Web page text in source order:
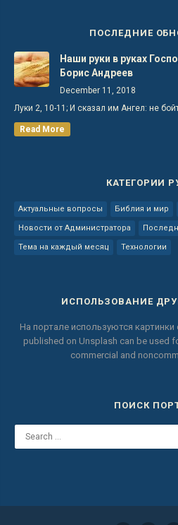
ПОСЛЕДНИЕ
Наши руки в руках
Борис Андреев
December 11, 2018
Луки 2, 10-11; И сказал им Ангел: не
Read More
КАТЕГОРИИ
Актуальные вопросы Библия и мир
Новости от Администратора
Тема на каждый месяц Технологии
ИСПОЛЬЗОВАНИЕ
На портале используются картинки
published on Unsplash can be used
commercial and
ПОИСК